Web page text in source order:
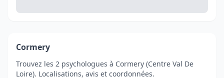
Cormery
Trouvez les 2 psychologues à Cormery (Centre Val De
Loire). Localisations, avis et coordonnées.